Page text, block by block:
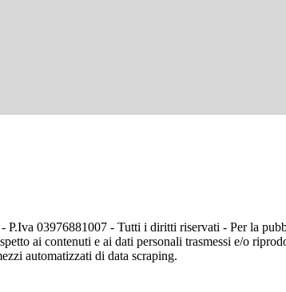
P.Iva 03976881007 - Tutti i diritti riservati - Per la
ai contenuti e ai dati personali trasmessi e/o
automatizzati di data scraping.